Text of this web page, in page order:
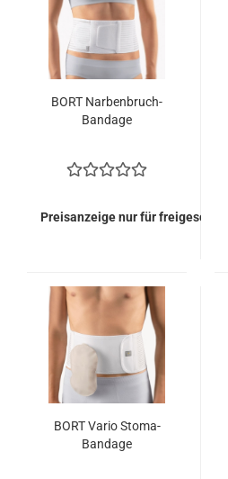
BORT Narbenbruch-
Bandage
Preisanzeige nur für
BORT Vario Stoma-
Bandage